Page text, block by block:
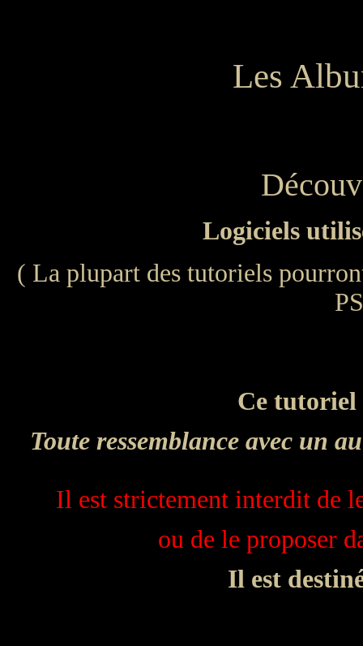
Les
Logiciels
( La plupart des tutoriels
Ce tutoriel
Toute ressemblance avec un
Il est strictement interdit de
ou de le proposer
Il est